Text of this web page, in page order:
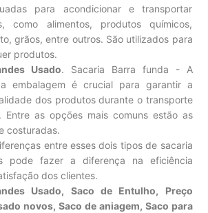
para acondicionar e transportar
como alimentos, produtos químicos,
grãos, entre outros. São utilizados para
produtos.
Usado. Sacaria Barra funda - A
embalagem é crucial para garantir a
dos produtos durante o transporte
Entre as opções mais comuns estão as
costuradas.
entre esses dois tipos de sacaria
pode fazer a diferença na eficiência
dos clientes.
Usado, Saco de Entulho, Preço
novos, Saco de aniagem, Saco para